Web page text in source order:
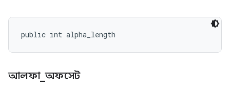
public int alpha_length
আলফা_অফসেট